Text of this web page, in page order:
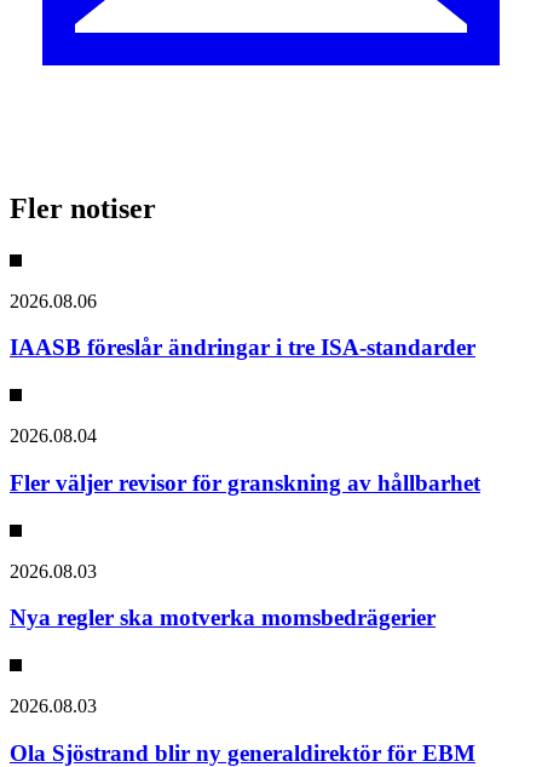
Fler notiser
2026.08.06
IAASB föreslår ändringar i tre ISA-standarder
2026.08.04
Fler väljer revisor för granskning av hållbarhet
2026.08.03
Nya regler ska motverka momsbedrägerier
2026.08.03
Ola Sjöstrand blir ny generaldirektör för EBM